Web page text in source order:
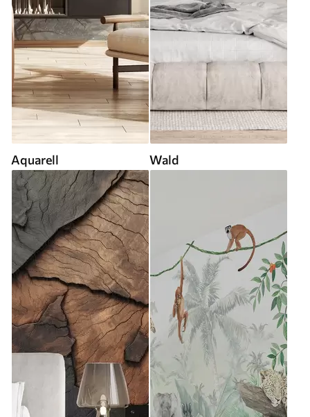
Aquarell Wald